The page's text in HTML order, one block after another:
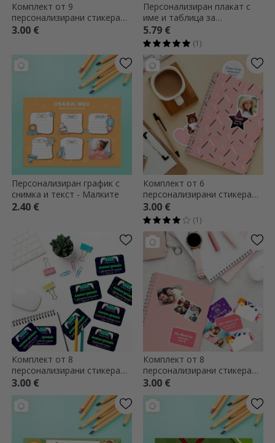
Комплект от 9
персонализирани стикера
(самозалепващи се етикети)
3.00 €
Персонализиран плакат с
име и таблица за
умножение - Дъга
5.79 €
(1)
Персонализиран график с
снимка и текст - Малките
2.40 €
Комплект от 6
персонализирани стикера
(самозалепващи се етикети)
за училище - Сладък
3.00 €
(1)
Комплект от 8
персонализирани стикера
(самозалепващи се етикети)
Over
3.00 €
Комплект от 8
персонализирани стикера
(самозалепващи се етикети)
3.00 €